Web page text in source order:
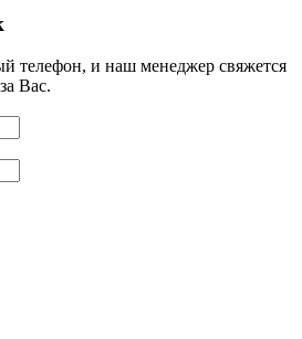
телефон, и наш менеджер свяжется
Вас.